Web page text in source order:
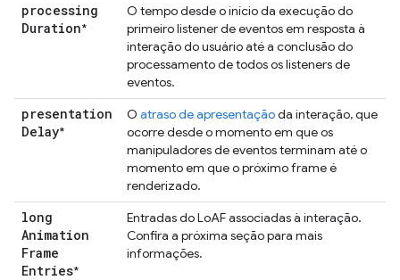
processing
Duration*
O tempo desde o início da execução do
primeiro listener de eventos em resposta à
interação do usuário até a conclusão do
processamento de todos os listeners de
eventos.
presentation
Delay*
O atraso de apresentaçãoda interação, que
ocorre desde o momento em que os
manipuladores de eventos terminam até o
momento em que o próximo frame é
renderizado.
long
Animation
Frame
Entries*
Entradas do LoAF associadas à interação.
Confira a próxima seção para mais
informações.